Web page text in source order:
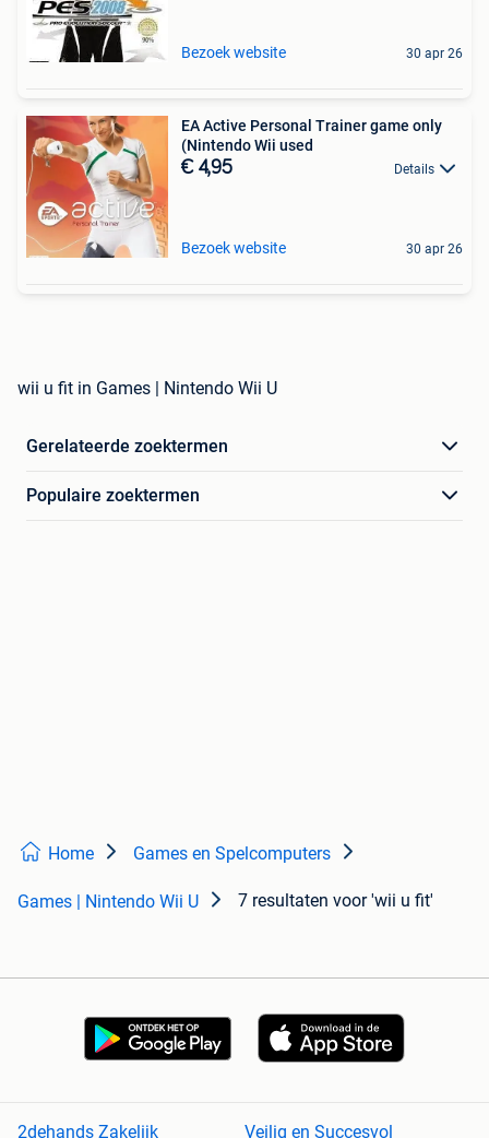
Bezoek website 30 apr 26
EA Active Personal Trainer game only
(Nintendo Wii used
€ 4,95 Details
Bezoek website 30 apr 26
wii u fit in Games | Nintendo Wii U
Gerelateerde zoektermen
Populaire zoektermen
Home Games en Spelcomputers
Games | Nintendo Wii U 7 resultaten voor 'wii u fit'
2dehands Zakelijk Veilig en Succesvol